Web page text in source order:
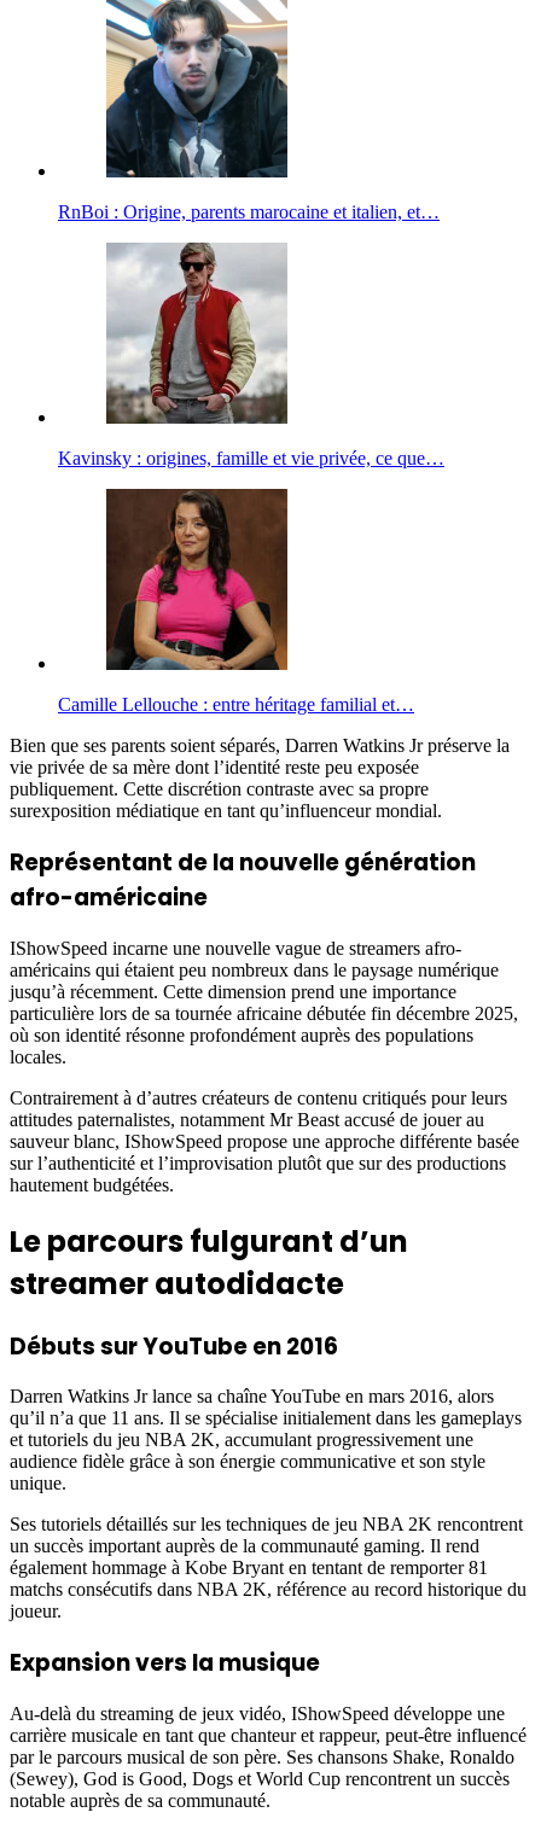
RnBoi : Origine, parents marocaine et italien, et…
Kavinsky : origines, famille et vie privée, ce que…
Camille Lellouche : entre héritage familial et…
Bien que ses parents soient séparés, Darren Watkins Jr préserve la
vie privée de sa mère dont l’identité reste peu exposée
publiquement. Cette discrétion contraste avec sa propre
surexposition médiatique en tant qu’influenceur mondial.
Représentant de la nouvelle génération
afro-américaine
IShowSpeed incarne une nouvelle vague de streamers afro-
américains qui étaient peu nombreux dans le paysage numérique
jusqu’à récemment. Cette dimension prend une importance
particulière lors de sa tournée africaine débutée fin décembre 2025,
où son identité résonne profondément auprès des populations
locales.
Contrairement à d’autres créateurs de contenu critiqués pour leurs
attitudes paternalistes, notamment Mr Beast accusé de jouer au
sauveur blanc, IShowSpeed propose une approche différente basée
sur l’authenticité et l’improvisation plutôt que sur des productions
hautement budgétées.
Le parcours fulgurant d’un
streamer autodidacte
Débuts sur YouTube en 2016
Darren Watkins Jr lance sa chaîne YouTube en mars 2016, alors
qu’il n’a que 11 ans. Il se spécialise initialement dans les gameplays
et tutoriels du jeu NBA 2K, accumulant progressivement une
audience fidèle grâce à son énergie communicative et son style
unique.
Ses tutoriels détaillés sur les techniques de jeu NBA 2K rencontrent
un succès important auprès de la communauté gaming. Il rend
également hommage à Kobe Bryant en tentant de remporter 81
matchs consécutifs dans NBA 2K, référence au record historique du
joueur.
Expansion vers la musique
Au-delà du streaming de jeux vidéo, IShowSpeed développe une
carrière musicale en tant que chanteur et rappeur, peut-être influencé
par le parcours musical de son père. Ses chansons Shake, Ronaldo
(Sewey), God is Good, Dogs et World Cup rencontrent un succès
notable auprès de sa communauté.